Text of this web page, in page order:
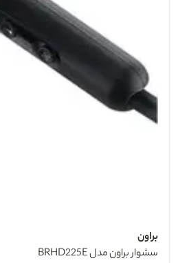
براون
سشوار براون مدل BRHD225E